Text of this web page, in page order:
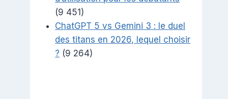
(9 451)
ChatGPT 5 vs Gemini 3 : le duel
des titans en 2026, lequel choisir
? (9 264)